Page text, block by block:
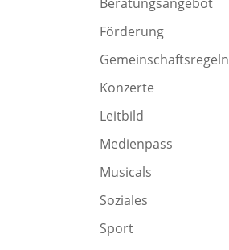
Förderung
Gemeinschaftsregeln
Konzerte
Leitbild
Medienpass
Musicals
Soziales
Sport